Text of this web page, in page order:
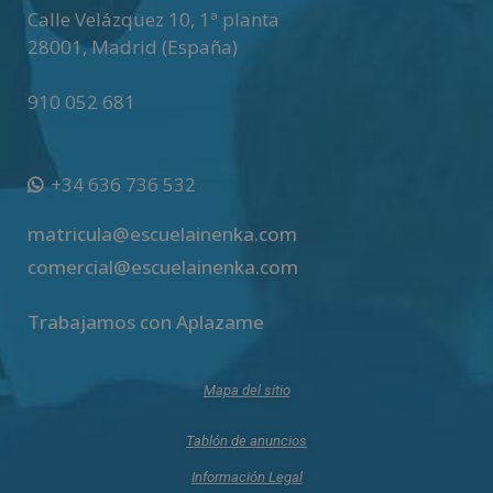
Calle Velázquez 10, 1ª planta
28001,Madrid (España)
910 052 681
+34 636 736 532
matricula@escuelainenka.com
comercial@escuelainenka.com
Trabajamos con Aplazame
Mapa del sitio
Tablón de anuncios
Información Legal